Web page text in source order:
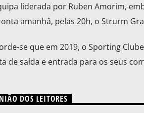
liderada por Ruben Amorim,
amanhâ, pelas 20h, o Strurm
se que em 2019, o Sporting
de saída e entrada para os seus
DOS LEITORES